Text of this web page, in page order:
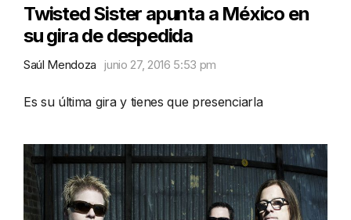
Twisted Sister apunta a México en
su gira de despedida
Saúl Mendoza junio 27, 2016 5:53 pm
Es su última gira y tienes que presenciarla